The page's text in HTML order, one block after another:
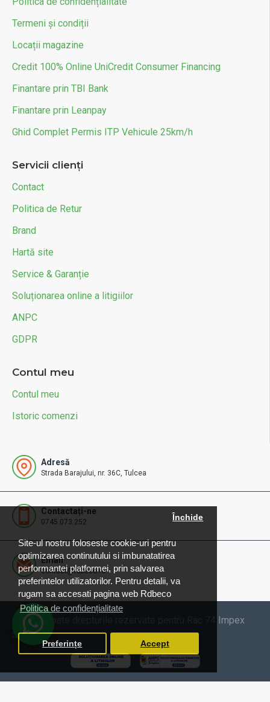
Site-ul nostru foloseste cookie-uri pentru
optimizarea continutului si imbunatatirea
performantei platformei, prin salvarea
preferintelor utilizatorilor. Pentru detalii, va
rugam sa accesati pagina web Rdbeco
Politica de confidențialitate
Închide
Preferințe Accept
Termeni și condiții
Locații magazine
Credit 100% Online UniCredit Consumer Financing
Finantare prin TBI Bank
Finantare prin Leanpay
Ghid Complet Permis ITP Vehicule 25km/h
Servicii clienți
Contact
Politica de Retur
Brand
Hartă site
Service & Garanție
Soluționarea online a litigiilor
ANPC
GDPR
Contul meu
Contul meu
Istoric comenzi
Adresă
Strada Barajului, nr. 36C, Tulcea
Contactați-ne
0745.073.252
Email
contact@rdbeco.ro
© 2025 Toate drepturile rezervate pentru Rac 74 Impex
SRL